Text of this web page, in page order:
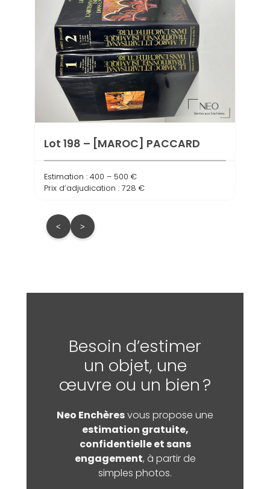
Lot 198 – [MAROC] PACCARD
Estimation : 400 – 500 €
Prix d’adjudication : 728 €
< >
Besoin d’estimer
un objet, une
œuvre ou un bien ?
Neo Enchèresvous propose une
estimation gratuite,
confidentielle et sans
engagement, à partir de
simples photos.